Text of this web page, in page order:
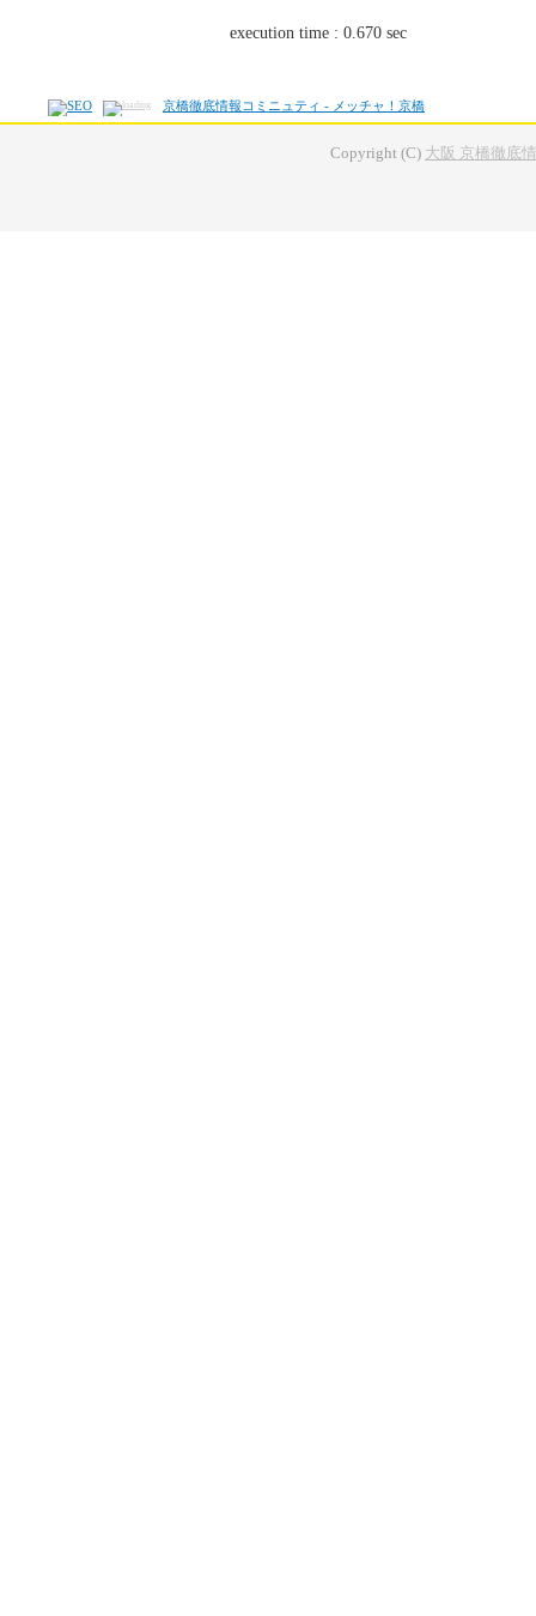
execution time : 0.670 sec
京橋徹底情報コミニュティ - メッチャ！京橋
Copyright (C) 大阪 京橋徹底